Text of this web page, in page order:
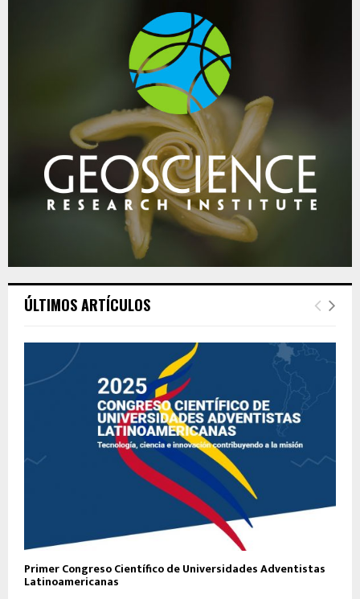
ÚLTIMOS ARTÍCULOS
Primer Congreso Científico de Universidades Adventistas
Latinoamericanas